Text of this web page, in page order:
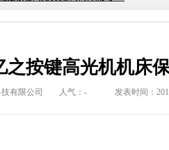
之按键高光机机床
有限公司 人气： - 发表时间：